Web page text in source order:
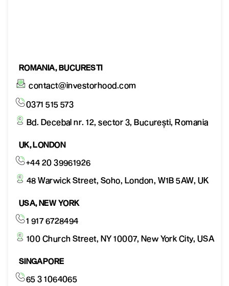
ROMANIA, BUCURESTI
contact@investorhood.com
0371 515 573
Bd. Decebal nr. 12, sector 3, București, Romania
UK, LONDON
+44 20 39961926
48 Warwick Street, Soho, London, W1B 5AW, UK
USA, NEW YORK
1 917 6728494
100 Church Street, NY 10007, New York City, USA
SINGAPORE
65 3 1064065